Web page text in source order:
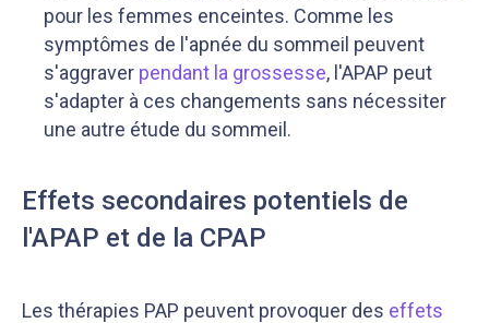
pour les femmes enceintes. Comme les
symptômes de l'apnée du sommeil peuvent
s'aggraver pendant la grossesse, l'APAP peut
s'adapter à ces changements sans nécessiter
une autre étude du sommeil.
Effets secondaires potentiels de
l'APAP et de la CPAP
Les thérapies PAP peuvent provoquer des effets